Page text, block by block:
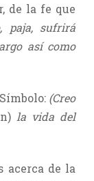
de la fe que
paja, sufrirá
así como
(Creo
la vida del
acerca de la